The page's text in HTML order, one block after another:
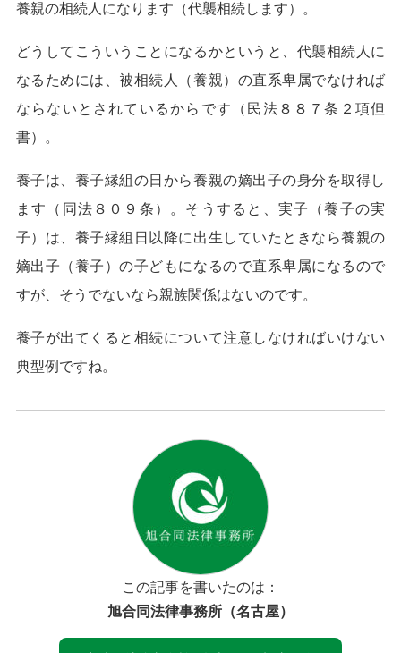
養親の相続人になります（代襲相続します）。
どうしてこういうことになるかというと、代襲相続人に
なるためには、被相続人（養親）の直系卑属でなければ
ならないとされているからです（民法８８７条２項但
書）。
養子は、養子縁組の日から養親の嫡出子の身分を取得し
ます（同法８０９条）。そうすると、実子（養子の実
子）は、養子縁組日以降に出生していたときなら養親の
嫡出子（養子）の子どもになるので直系卑属になるので
すが、そうでないなら親族関係はないのです。
養子が出てくると相続について注意しなければいけない
典型例ですね。
この記事を書いたのは：
旭合同法律事務所（名古屋）